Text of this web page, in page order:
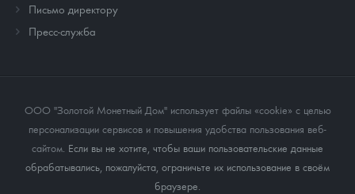
Письмо директору
Пресс-служба
ООО "Золотой Монетный Дом" использует файлы «cookie» с целью
персонализации сервисов и повышения удобства пользования веб-
сайтом. Если вы не хотите, чтобы ваши пользовательские данные
обрабатывались, пожалуйста, ограничьте их использование в своём
браузере.